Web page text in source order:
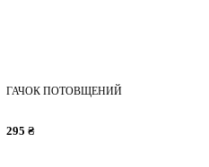
ГАЧОК ПОТОВЩЕНИЙ
295 ₴